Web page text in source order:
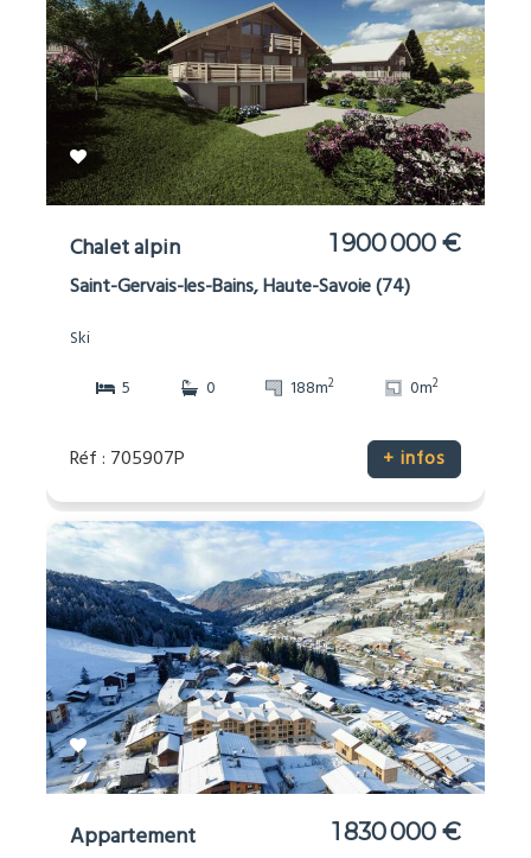
Chalet alpin 1 900 000 €
Saint-Gervais-les-Bains, Haute-Savoie (74)
Ski
5
0 188m2 0m2
Réf : 705907P + infos
Appartement 1 830 000 €